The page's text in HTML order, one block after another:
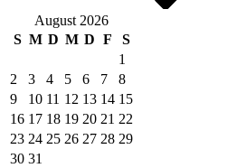
August 2026
S M D M D F
S
1
2
3 4 5 6 7
8
9
10 11 12 13 14 15
16 17 18 19 20 21 22
23 24 25 26 27 28 29
30 31